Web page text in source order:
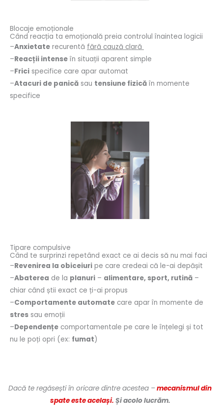
Blocaje emoționale
Când reacția ta emoțională preia controlul înaintea logicii
–Anxietate recurentă fără cauză clară
–Reacții intense în situații aparent simple
–Frici specifice care apar automat
–Atacuri de panică sau tensiune fizică în momente
specifice
Tipare compulsive
Când te surprinzi repetând exact ce ai decis să nu mai faci
–Revenirea la obiceiuri pe care credeai că le-ai depășit
–Abaterea de la planuri – alimentare, sport, rutină –
chiar când știi exact ce ți-ai propus
–Comportamente automate care apar în momente de
stres sau emoții
–Dependențe comportamentale pe care le înțelegi și tot
nu le poți opri (ex: fumat)
Dacă te regăsești în oricare dintre acestea –mecanismul din
spate este același. Și acolo lucrăm.